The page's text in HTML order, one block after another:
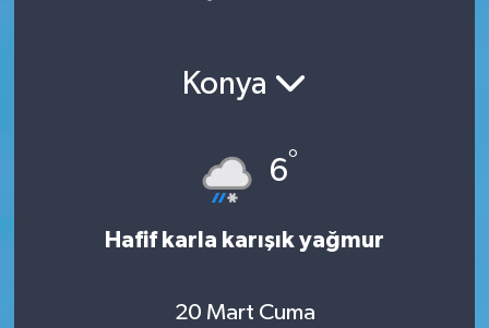
Konya
6°
Hafif karla karışık yağmur
20 Mart Cuma